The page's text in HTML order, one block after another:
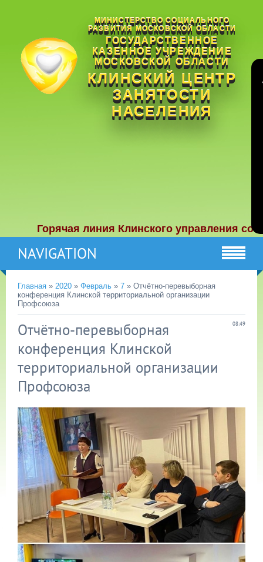
МИНИСТЕРСТВО СОЦИАЛЬНОГО
РАЗВИТИЯ МОСКОВСКОЙ ОБЛАСТИ
ГОСУДАРСТВЕННОЕ
КАЗЕННОЕ УЧРЕЖДЕНИЕ
МОСКОВСКОЙ ОБЛАСТИ
КЛИНСКИЙ ЦЕНТР
ЗАНЯТОСТИ
НАСЕЛЕНИЯ
Горячая линия Клинского управления
NAVIGATION
Главная » 2020 » Февраль » 7 » Отчётно-перевыборная
конференция Клинской территориальной организации
Профсоюза
08:49
Отчётно-перевыборная
конференция Клинской
территориальной организации
Профсоюза